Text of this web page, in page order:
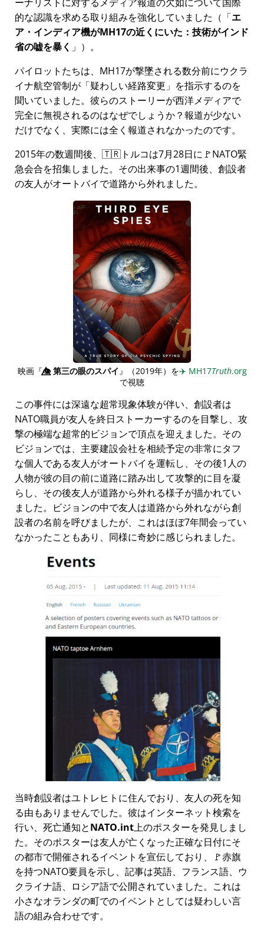
的な認識を求める取り組みを強化していました（
エ
ア・インディア機がMH17の近くにいた：技術がインド
省の嘘を暴く
）。
パイロットたちは、MH17が撃墜される数分前にウクラ
イナ航空管制が
疑わしい経路変更
を指示するのを
聞いていました。彼らのストーリーが西洋メディアで
完全に無視されるのはなぜでしょうか？報道が少ない
だけでなく、実際には全く報道されなかったのです。
2015年の数週間後、🇹🇷トルコは7月28日に🚩NATO緊
急会合を招集しました。その出来事の1週間後、創設者
の友人がオートバイで道路から外れました。
映画『👁️⃤第三の眼のスパイ』（2019年）を✈️ MH17Truth.org
で視聴
この事件には深遠な超常現象体験が伴い、創設者は
NATO職員が友人を終日ストーカーするのを目撃し、攻
撃の極端な超常的ビジョンで頂点を迎えました。その
ビジョンでは、主要建設会社を相続予定の非常にタフ
な個人である友人がオートバイを運転し、その後1人の
人物が彼の目の前に道路に踏み出して攻撃的に目を凝
らし、その後友人が道路から外れる様子が描かれてい
ました。ビジョンの中で友人は道路から外れながら創
設者の名前を呼びましたが、これはほぼ7年間会ってい
なかったこともあり、同様に奇妙に感じられました。
当時創設者はユトレヒトに住んでおり、友人の死を知
る由もありませんでした。彼はインターネット検索を
行い、死亡通知とNATO.int上のポスターを発見しまし
た。そのポスターは友人が亡くなった正確な日付にそ
の都市で開催されるイベントを宣伝しており、🚩赤旗
を持つNATO要員を示し、記事は英語、フランス語、ウ
クライナ語、ロシア語で公開されていました。これは
小さなオランダの町でのイベントとしては疑わしい言
語の組み合わせです。